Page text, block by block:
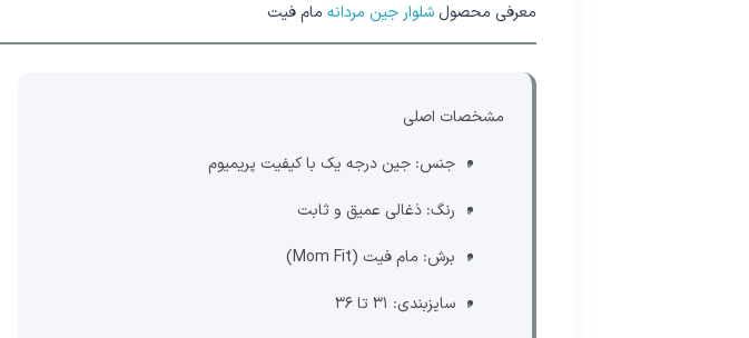
معرفی محصولشلوار جین مردانه مام فیت
مشخصات اصلی
جنس: جین درجه یک با کیفیت پریمیوم
رنگ: ذغالی عمیق و ثابت
برش: مام فیت (Mom Fit)
سایزبندی: 31 تا 36